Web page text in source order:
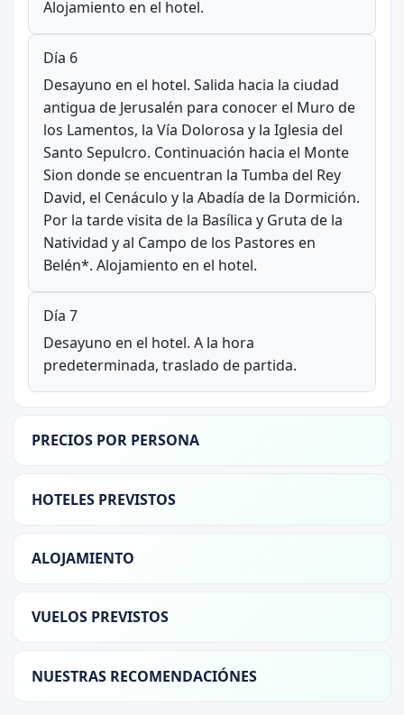
Alojamiento en el hotel.
Día 6
Desayuno en el hotel. Salida hacia la ciudad
antigua de Jerusalén para conocer el Muro de
los Lamentos, la Vía Dolorosa y la Iglesia del
Santo Sepulcro. Continuación hacia el Monte
Sion donde se encuentran la Tumba del Rey
David, el Cenáculo y la Abadía de la Dormición.
Por la tarde visita de la Basílica y Gruta de la
Natividad y al Campo de los Pastores en
Belén*. Alojamiento en el hotel.
Día 7
Desayuno en el hotel. A la hora
predeterminada, traslado de partida.
PRECIOS POR PERSONA
HOTELES PREVISTOS
ALOJAMIENTO
VUELOS PREVISTOS
NUESTRAS RECOMENDACIÓNES